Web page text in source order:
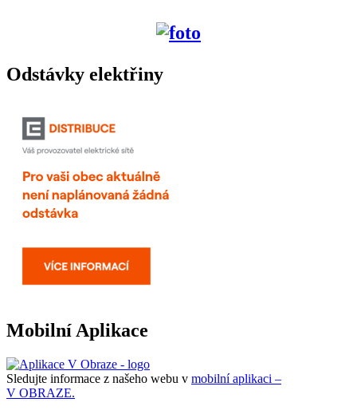
Odstávky elektřiny
Mobilní Aplikace
Sledujte informace z našeho webu v mobilní aplikaci –
V OBRAZE.